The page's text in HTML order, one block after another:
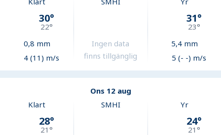
30°
22°
0,8 mm
4 (11) m/s
Ingen data
finns tillgänglig
31°
23°
5,4mm
5 (- -) m/s
Ons 12 aug
Klart
28°
21°
SMHI Yr
24°
21°